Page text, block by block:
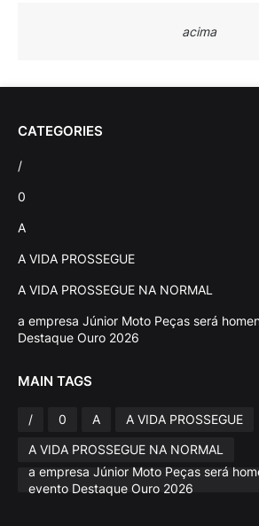
acima
CATEGORIES
/
0
A
A VIDA PROSSEGUE
A VIDA PROSSEGUE NA NORMAL
a empresa Júnior Moto Peças será
Destaque Ouro 2026
MAIN TAGS
/ 0 A
A VIDA PROSSEGUE
A VIDA PROSSEGUE NA NORMAL
a empresa Júnior Moto Peças será
evento Destaque Ouro 2026